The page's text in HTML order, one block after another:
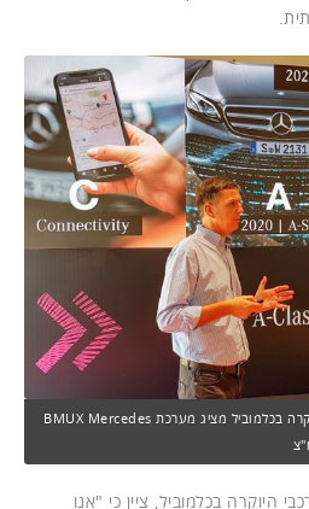
אריאל פינטו, מנכ"ל קבוצת רכבי היוקרה בכלמוביל מציג מערכת BMUX Mercedes
היוקרה בכלמוביל, ציין כי "אנו